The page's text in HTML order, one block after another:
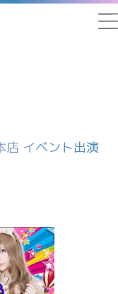
店 イベント出演